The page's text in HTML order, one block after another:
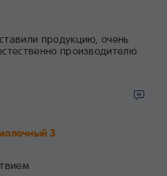
продукцию, очень
производителю
3